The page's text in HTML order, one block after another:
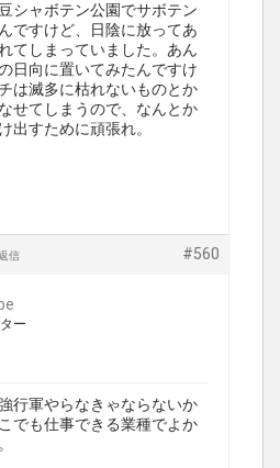
シャボテン公園でサボテン
ですけど、日陰に放ってあ
てしまっていました。あん
日向に置いてみたんですけ
は滅多に枯れないものとか
せてしまうので、なんとか
出すために頑張れ。
#560
信
ー
行軍やらなきゃならないか
でも仕事できる業種でよか